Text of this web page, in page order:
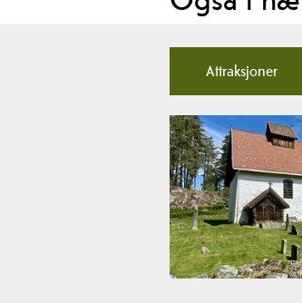
Attraksjoner